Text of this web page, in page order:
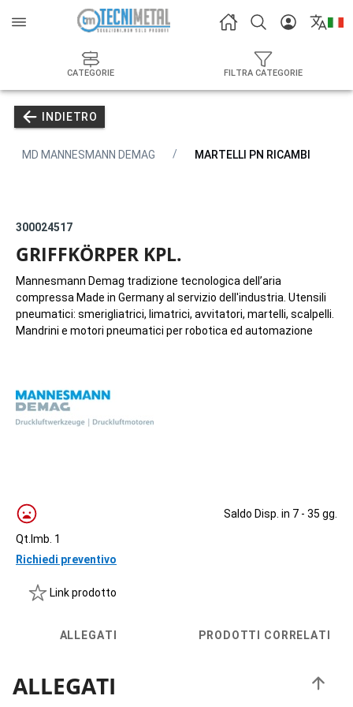
CATEGORIE FILTRA CATEGORIE
INDIETRO
MD MANNESMANN DEMAG MARTELLI PN RICAMBI
300024517
GRIFFKÖRPER KPL.
Mannesmann Demag tradizione tecnologica dell’aria
compressa Made in Germany al servizio dell'industria. Utensili
pneumatici: smerigliatrici, limatrici, avvitatori, martelli, scalpelli.
Mandrini e motori pneumatici per robotica ed automazione
Saldo Disp. in 7 - 35 gg.
Qt.Imb. 1
Richiedi preventivo
Link prodotto
ALLEGATI PRODOTTI CORRELATI
ALLEGATI